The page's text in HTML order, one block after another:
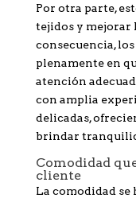
Por otra parte,
tejidos y mejorar
consecuencia,
plenamente en
atención
con amplia
delicadas,
brindar
Comodidad
cliente
La comodidad